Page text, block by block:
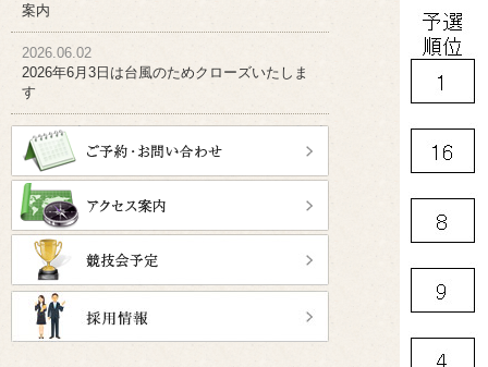
案内
2026.06.02
2026年6月3日は台風のためクローズいたしま
す